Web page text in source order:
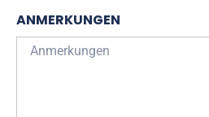
ANMERKUNGEN